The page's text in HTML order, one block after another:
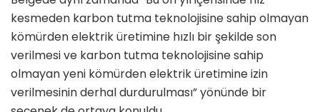
kesmeden karbon tutma teknolojisine sahip olmayan
kömürden elektrik üretimine hızlı bir şekilde son
verilmesi ve karbon tutma teknolojisine sahip
olmayan yeni kömürden elektrik üretimine izin
verilmesinin derhal durdurulması” yönünde bir